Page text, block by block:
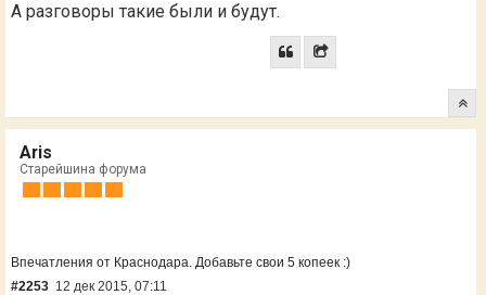
А разговоры такие были и будут.
Aris
Старейшина форума
Впечатления от Краснодара. Добавьте свои 5 копеек :)
#2253 12 дек 2015, 07:11